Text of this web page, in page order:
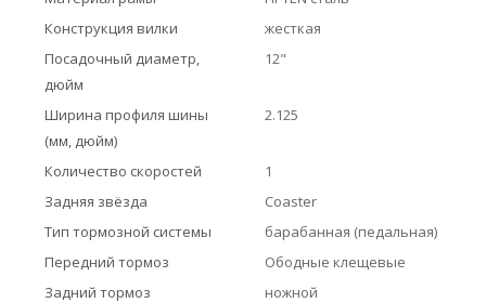
Конструкция вилки
жесткая
Посадочный диаметр,
дюйм
12"
Ширина профиля шины
(мм, дюйм)
2.125
Количество скоростей
1
Задняя звёзда
Coaster
Тип тормозной системы
барабанная (педальная)
Передний тормоз
Ободные клещевые
Задний тормоз
ножной